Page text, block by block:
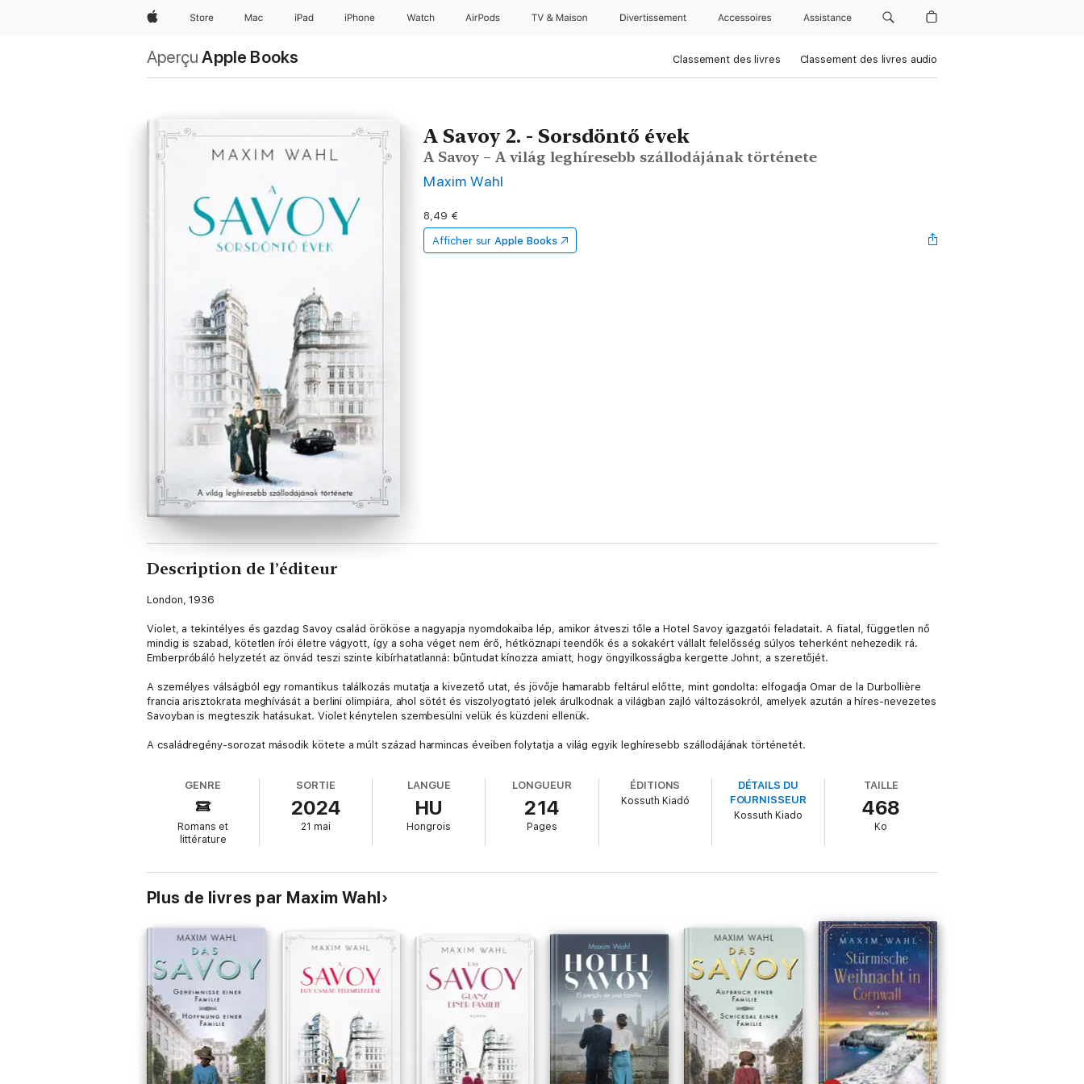
AppleStore Mac iPad iPhone Watch AirPods TV & Maison Divertissements Accessoires Assistance
Aperçu Apple Books Classement des livres Classement des livres audio
A Savoy 2. - Sorsdöntő évek
A Savoy – A világ leghíresebb szállodájának története
Maxim Wahl
8,49 €
Afficher sur Apple Books
Description de l’éditeur
London, 1936
Violet, a tekintélyes és gazdag Savoy család örököse a nagyapja nyomdokaiba lép, amikor átveszi tőle a Hotel Savoy igazgatói feladatait. A fiatal, független nő
mindig is szabad, kötetlen írói életre vágyott, így a soha véget nem érő, hétköznapi teendők és a sokakért vállalt felelősség súlyos teherként nehezedik rá.
Emberpróbáló helyzetét az önvád teszi szinte kibírhatatlanná: bűntudat kínozza amiatt, hogy öngyilkosságba kergette Johnt, a szeretőjét.
A személyes válságból egy romantikus találkozás mutatja a kivezető utat, és jövője hamarabb feltárul előtte, mint gondolta: elfogadja Omar de la Durbollière
francia arisztokrata meghívását a berlini olimpiára, ahol sötét és viszolyogtató jelek árulkodnak a világban zajló változásokról, amelyek azután a híres-nevezetes
Savoyban is megteszik hatásukat. Violet kénytelen szembesülni velük és küzdeni ellenük.
A családregény-sorozat második kötete a múlt század harmincas éveiben folytatja a világ egyik leghíresebb szállodájának történetét.
GENRE
Romans et
littérature
SORTIE
2024
21 mai
LANGUE
HU
Hongrois
LONGUEUR
214
Pages
ÉDITIONS
Kossuth Kiadó
DÉTAILS DU
FOURNISSEUR
Kossuth Kiado
TAILLE
468
Ko
Plus de livres par Maxim Wahl